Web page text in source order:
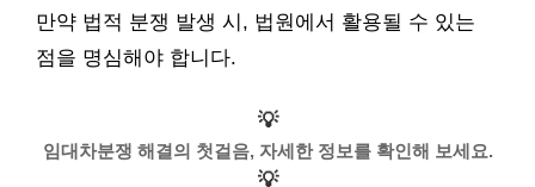
만약 법적 분쟁 발생 시, 법원에서 활용될 수 있는
점을 명심해야 합니다.
💡
임대차분쟁 해결의 첫걸음, 자세한 정보를 확인해 보세요.
💡